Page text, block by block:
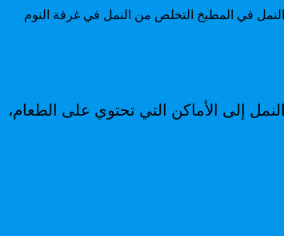
إلى الأماكن التي تحتوي على الطعام،